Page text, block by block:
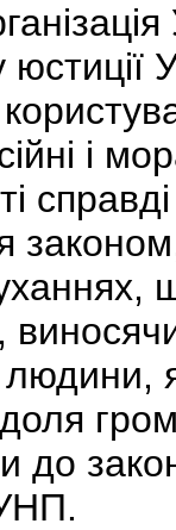
і
до
УНП.